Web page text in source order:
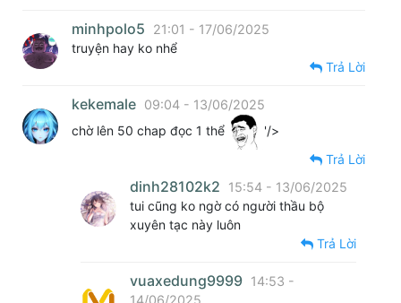
minhpolo5
21:01 - 17/06/2025
truyện hay ko nhể
Trả Lời
kekemale 09:04 - 13/06/2025
chờ lên 50 chap đọc 1 thể
'/>
Trả Lời
dinh28102k2
15:54 - 13/06/2025
tui cũng ko ngờ có người thầu bộ
xuyên tạc này luôn
Trả Lời
vuaxedung9999 14:53 -
14/06/2025